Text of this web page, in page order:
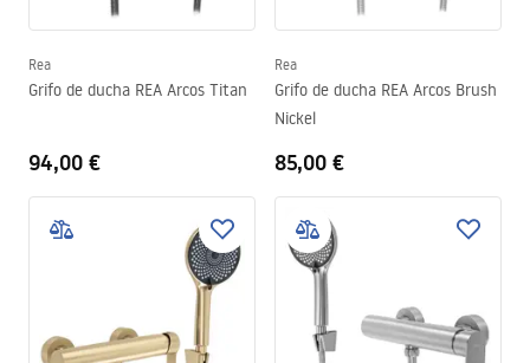
Rea
Grifo de ducha REA Arcos Titan
94,00 €
Rea
Grifo de ducha REA Arcos Brush
Nickel
85,00 €